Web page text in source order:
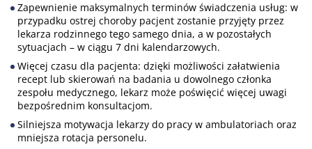
Zapewnienie maksymalnych terminów świadczenia usług: w
przypadku ostrej choroby pacjent zostanie przyjęty przez
lekarza rodzinnego tego samego dnia, a w pozostałych
sytuacjach – w ciągu 7 dni kalendarzowych.
Więcej czasu dla pacjenta: dzięki możliwości załatwienia
recept lub skierowań na badania u dowolnego członka
zespołu medycznego, lekarz może poświęcić więcej uwagi
bezpośrednim konsultacjom.
Silniejsza motywacja lekarzy do pracy w ambulatoriach oraz
mniejsza rotacja personelu.